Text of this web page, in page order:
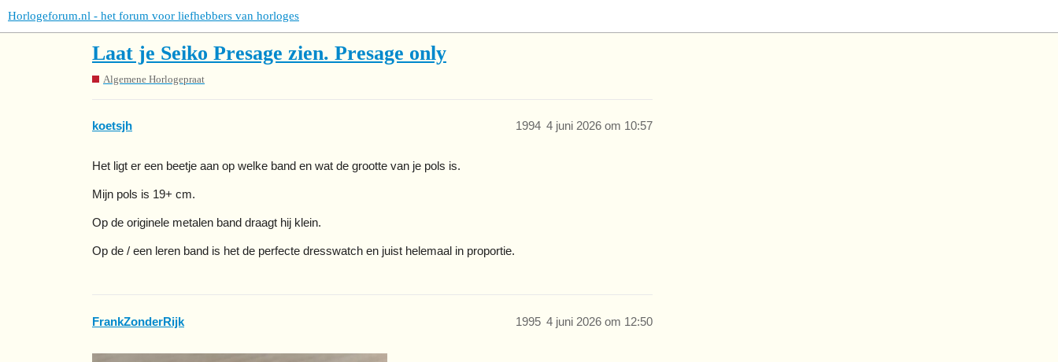
Horlogeforum.nl - het forum voor liefhebbers van horloges
Laat je Seiko Presage zien. Presage only
Algemene Horlogepraat
koetsjh 4 juni 2026 om 10:57
1994
Het ligt er een beetje aan op welke band en wat de grootte van je pols is.
Mijn pols is 19+ cm.
Op de originele metalen band draagt hij klein.
Op de / een leren band is het de perfecte dresswatch en juist helemaal in proportie.
FrankZonderRijk 4 juni 2026 om 12:50
1995